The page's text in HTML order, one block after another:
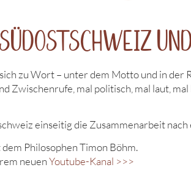
Südostschweiz
zu Wort – unter dem Motto und in der
Zwischenrufe, mal politisch, mal laut,
einseitig die Zusammenarbeit
Philosophen Timon Böhm.
neuenYoutube-Kanal >>>